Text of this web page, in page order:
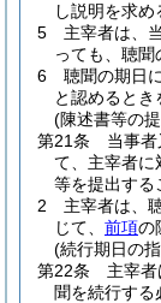
し説明を求め
5
主宰者は、
っても、聴聞
6
聴聞の期日
と認めるとき
(陳述書等の
第21条
当事
て、主宰者に
等を提出する
2
主宰者は、
じて、 前項の
(続行期日の
第22条
主宰
聞を続行する